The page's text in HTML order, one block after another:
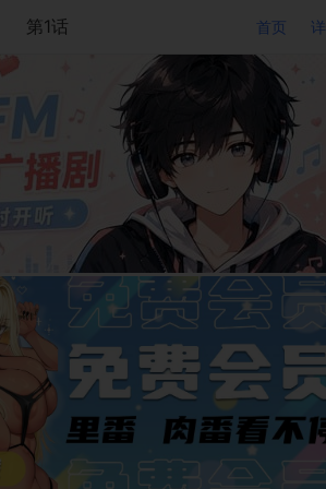
第1话 首页